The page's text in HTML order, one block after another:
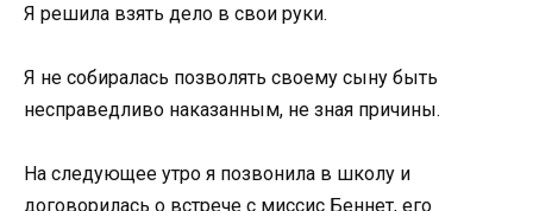
Я решила взять дело в свои руки.
Я не собиралась позволять своему сыну быть
несправедливо наказанным, не зная причины.
На следующее утро я позвонила в школу и
договорилась о встрече с миссис Беннет, его